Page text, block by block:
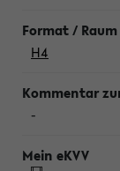
H4
-